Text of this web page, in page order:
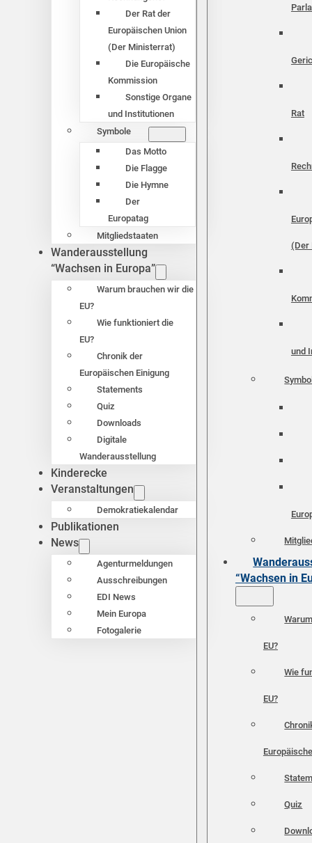
Der Rat der
Europäischen Union
(Der Ministerrat)
Die Europäische
Kommission
Sonstige Organe
und Institutionen
Symbole
Das Motto
Die Flagge
Die Hymne
Der
Europatag
Mitgliedstaaten
Wanderausstellung
“Wachsen in Europa”
Warum brauchen wir die
EU?
Wie funktioniert die
EU?
Chronik der
Europäischen Einigung
Statements
Quiz
Downloads
Digitale
Wanderausstellung
Kinderecke
Veranstaltungen
Demokratiekalendar
Publikationen
News
Agenturmeldungen
Ausschreibungen
EDI News
Mein Europa
Fotogalerie
Rat
(Der
und
“Wachsen in
EU?
Wie
EU?
Quiz